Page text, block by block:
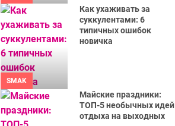
SMAK
Как ухаживать за
суккулентами: 6
типичных ошибок
новичка
Майские праздники:
ТОП-5 необычных идей
отдыха на выходных